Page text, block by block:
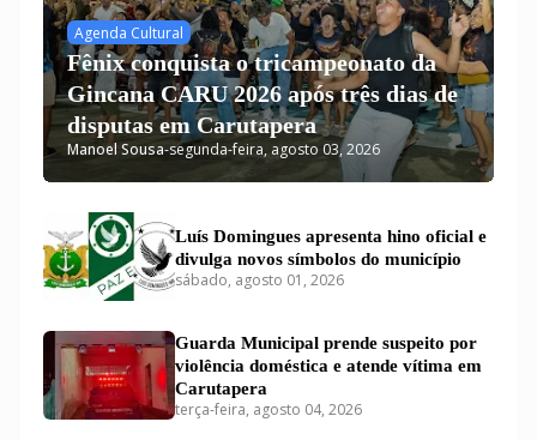
Agenda Cultural
Fênix conquista o tricampeonato da
Gincana CARU 2026 após três dias de
disputas em Carutapera
Manoel Sousa-segunda-feira, agosto 03, 2026
Luís Domingues apresenta hino oficial e
divulga novos símbolos do município
sábado, agosto 01, 2026
Guarda Municipal prende suspeito por
violência doméstica e atende vítima em
Carutapera
terça-feira, agosto 04, 2026